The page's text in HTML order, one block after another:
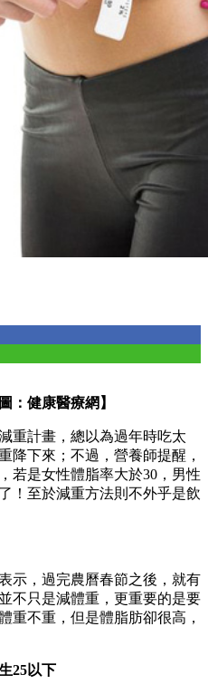
：健康醫療網】
重計畫，總以為過年時吃太
降下來；不過，營養師提醒，
若是女性體脂率大於30，男性
！至於減重方法則不外乎是飲
示，過完農曆春節之後，就有
不只是減體重，更重要的是要
重不重，但是體脂肪卻很高，
25以下